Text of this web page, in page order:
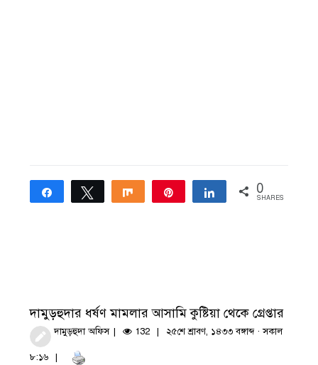
Share Tweet Share Share 0
SHARES
দামুড়হুদার ধর্ষণ মামলার আসামি কুষ্টিয়া থেকে গ্রেপ্তার
দামুড়হুদা অফিস 132 ২৫শে শ্রাবণ, ১৪৩৩ বঙ্গাব্দ · সকাল
৮:১৬